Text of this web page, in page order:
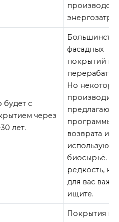
будет с
через
лет.
фасадных
покрытий не
Но
предлагают
программы
возврата или
используют
биосырьё.
редкость, но
для вас
ищите.
Покрытия на